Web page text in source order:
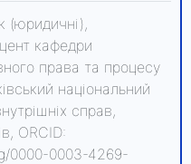
(юридичні),
кафедри
права та процесу
національний
справ,
ORCID:
0000-0003-4269-